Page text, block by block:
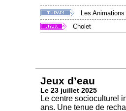
Les Animations
Cholet
Jeux d’eau
Le 23 juillet 2025
Le centre socioculturel
ans. Une tenue de